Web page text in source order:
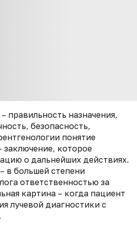
правильность назначения,
безопасность,
понятие
которое
о дальнейших действиях.
в большей степени
ответственностью за
картина – когда пациент
лучевой диагностики с